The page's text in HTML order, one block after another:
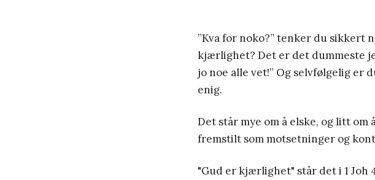
”Kva for noko?” tenker du sikkert
kjærlighet? Det er det dummeste
jo noe alle vet!” Og selvfølgelig er
enig.
Det står mye om å elske, og litt om
fremstilt som motsetninger og
"Gud er kjærlighet" står det i 1 Joh